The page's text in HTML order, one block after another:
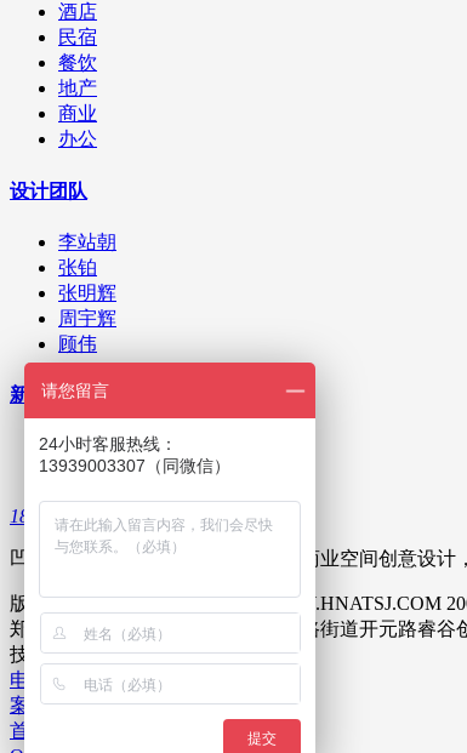
酒店
民宿
餐饮
地产
商业
办公
设计团队
李站朝
张铂
张明辉
周宇辉
顾伟
新闻资讯
公司新闻
业内资讯
18538061999
凹凸设计专注民宿、酒店、餐饮等商业空间创意设计
版权所有©凹凸环境艺术设计 WWW.HNATSJ.COM
郑州地址：惠济区迎宾路街道迎宾路街道开元路睿谷
技术支持：米拓建站7.2.0
电话咨询
案例展示
首席团队
请您留言
24小时客服热线：
13939003307（同微信）
提交